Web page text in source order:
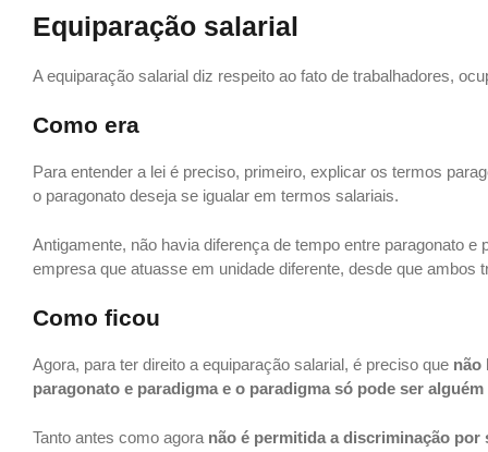
Equiparação salarial
A equiparação salarial diz respeito ao fato de trabalhadores,
Como era
Para entender a lei é preciso, primeiro, explicar os termos
o paragonato deseja se igualar em termos salariais.
Antigamente, não havia diferença de tempo entre paragonato
empresa que atuasse em unidade diferente, desde que ambos
Como ficou
Agora, para ter direito a equiparação salarial, é preciso que não
paragonato e paradigma e o paradigma só pode ser
Tanto antes como agora não é permitida a discriminação por